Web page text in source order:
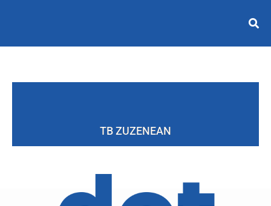
TB ZUZENEAN